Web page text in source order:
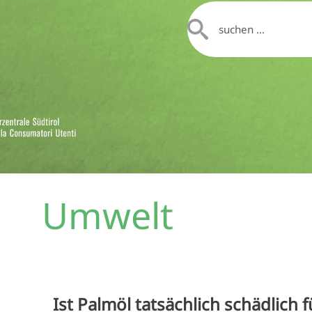
Umwelt
Ist Palmöl tatsächlich schädlich